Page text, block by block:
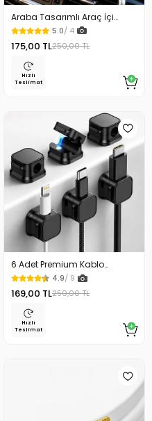
Araba Tasarımlı Araç İçi
Telefon Tutucu 360 Dönebilen
Ayarlı
5.0/ 4
175,00 TL250,00 TL
Hızlı
Teslimat
6 Adet Premium Kablo
Düzenleyici Kablo Tutucu
Mıknatıslı Kapak Özellikli
4.9/ 9
169,00 TL250,00 TL
Hızlı
Teslimat